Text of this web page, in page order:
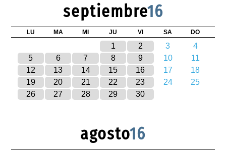
septiembre16
LU MA MI JU VI SA DO
1 2 3
4
5
6 7 8 9 10
11
12
13 14 15 16 17
18
19
20 21 22 23 24
25
26
27 28 29 30
agosto16